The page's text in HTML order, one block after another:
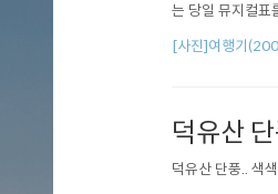
는 당일 뮤지컬표
서 판다고 했다)
[사진]여행기
덕유산
덕유산 단풍.. 색